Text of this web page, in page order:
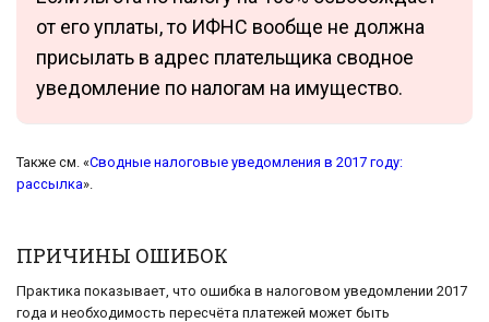
от его уплаты, то ИФНС вообще не должна
присылать в адрес плательщика сводное
уведомление по налогам на имущество.
Также см. «Сводные налоговые уведомления в 2017 году:
рассылка».
ПРИЧИНЫ ОШИБОК
Практика показывает, что ошибка в налоговом уведомлении 2017
года и необходимость пересчёта платежей может быть